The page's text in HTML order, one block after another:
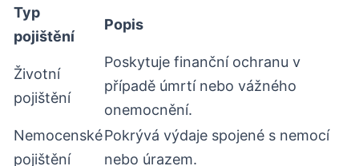
Typ
pojištění
Popis
Životní
pojištění
Poskytuje finanční ochranu v
případě úmrtí nebo vážného
onemocnění.
Nemocenské
pojištění
Pokrývá výdaje spojené s nemocí
nebo úrazem.